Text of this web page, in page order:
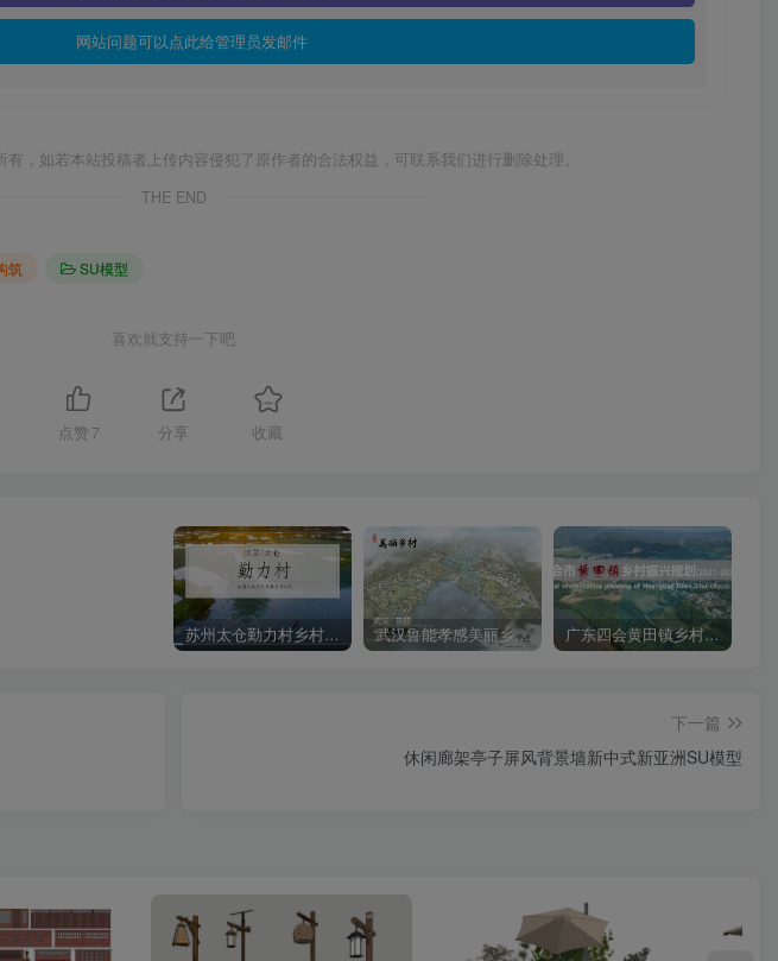
网站问题可以点此给管理员发邮件
，如若本站投稿者上传内容侵犯了原作者的合法权益，可联系我们进行删除处理。
THE END
筑 SU模型
喜欢就支持一下吧
点赞 7 分享 收藏
苏州太仓勤力村乡村振兴规划策划方案 武汉鲁能孝感美丽乡村策划定位及概念规划 广东四会黄田镇乡村振兴规划方案
下一篇
休闲廊架亭子屏风背景墙新中式新亚洲SU模型